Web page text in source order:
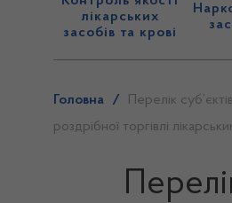
лікарських
засобів та крові
Головна /
Перелік
роздрібної торгівлі